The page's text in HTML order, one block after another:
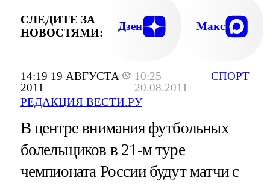
14:19 19 АВГУСТА
2011
10:25
20.08.2011
РЕДАКЦИЯ ВЕСТИ.РУ
СПОРТ
СЛЕДИТЕ ЗА
НОВОСТЯМИ:
Дзен Макс
В центре внимания футбольных
болельщиков в 21-м туре
чемпионата России будут матчи с